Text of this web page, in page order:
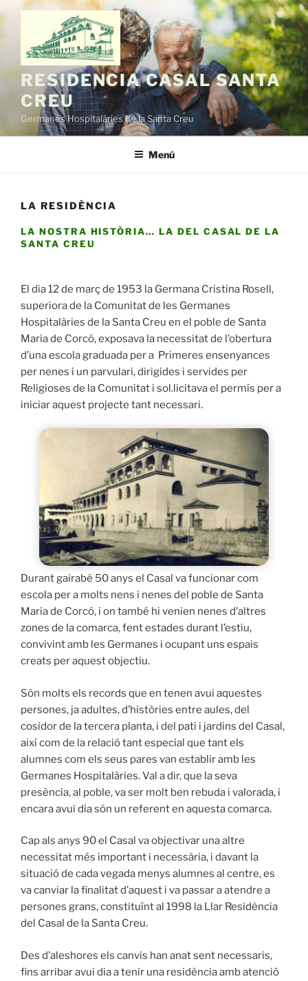
contingut
RESIDENCIA CASAL SANTA
CREU
Germanes Hospitalàries de la Santa Creu
Menú
LA RESIDÈNCIA
LA NOSTRA HISTÒRIA… LA DEL CASAL DE LA
SANTA CREU
El dia 12 de març de 1953 la Germana Cristina Rosell,
superiora de la Comunitat de les Germanes
Hospitalàries de la Santa Creu en el poble de Santa
Maria de Corcó, exposava la necessitat de l’obertura
d’una escola graduada per a Primeres ensenyances
per nenes i un parvulari, dirigides i servides per
Religioses de la Comunitat i sol.licitava el permís per a
iniciar aquest projecte tant necessari.
Durant gairabé 50 anys el Casal va funcionar com
escola per a molts nens i nenes del poble de Santa
Maria de Corcó, i on també hi venien nenes d’altres
zones de la comarca, fent estades durant l’estiu,
convivint amb les Germanes i ocupant uns espais
creats per aquest objectiu.
Són molts els records que en tenen avui aquestes
persones, ja adultes, d’històries entre aules, del
cosidor de la tercera planta, i del pati i jardins del Casal,
així com de la relació tant especial que tant els
alumnes com els seus pares van establir amb les
Germanes Hospitalàries. Val a dir, que la seva
presència, al poble, va ser molt ben rebuda i valorada, i
encara avui dia són un referent en aquesta comarca.
Cap als anys 90 el Casal va objectivar una altre
necessitat més important i necessària, i davant la
situació de cada vegada menys alumnes al centre, es
va canviar la finalitat d’aquest i va passar a atendre a
persones grans, constituïnt al 1998 la Llar Residència
del Casal de la Santa Creu.
Des d’aleshores els canvis han anat sent necessaris,
fins arribar avui dia a tenir una residència amb atenció